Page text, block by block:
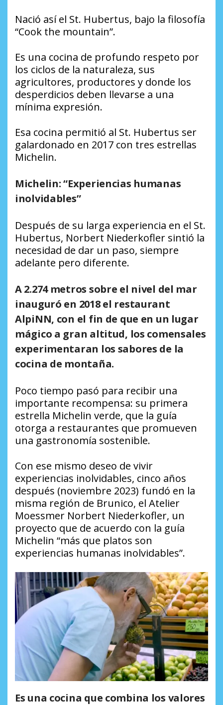
Nació así el St. Hubertus, bajo la filosofía
“Cook the mountain”.
Es una cocina de profundo respeto por
los ciclos de la naturaleza, sus
agricultores, productores y donde los
desperdicios deben llevarse a una
mínima expresión.
Esa cocina permitió al St. Hubertus ser
galardonado en 2017 con tres estrellas
Michelin.
Michelin: “Experiencias humanas
inolvidables”
Después de su larga experiencia en el St.
Hubertus, Norbert Niederkofler sintió la
necesidad de dar un paso, siempre
adelante pero diferente.
A 2.274 metros sobre el nivel del mar
inauguró en 2018 el restaurant
AlpiNN, con el fin de que en un lugar
mágico a gran altitud, los comensales
experimentaran los sabores de la
cocina de montaña.
Poco tiempo pasó para recibir una
importante recompensa: su primera
estrella Michelin verde, que la guía
otorga a restaurantes que promueven
una gastronomía sostenible.
Con ese mismo deseo de vivir
experiencias inolvidables, cinco años
después (noviembre 2023) fundó en la
misma región de Brunico, el Atelier
Moessmer Norbert Niederkofler, un
proyecto que de acuerdo con la guía
Michelin “más que platos son
experiencias humanas inolvidables”.
Es una cocina que combina los valores